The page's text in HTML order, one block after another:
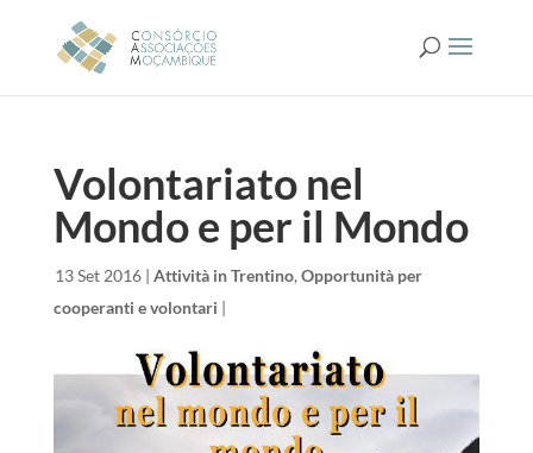
Volontariato nel
Mondo e per il Mondo
13 Set 2016| Attività in Trentino, Opportunità per
cooperanti e volontari |